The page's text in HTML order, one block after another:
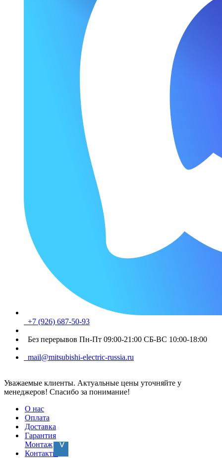
+7 (926) 687-50-93
Без перерывов Пн-Пт 09:00-21:00 СБ-ВС 10:00-18:00
mail@mitsubishi-electric-russia.ru
Уважаемые клиенты. Актуальные цены уточняйте у
менеджеров! Спасибо за понимание!
О нас
Оплата
Доставка
Гарантия
Монтаж
Контакты